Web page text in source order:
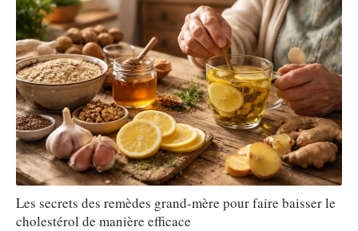
Les secrets des remèdes grand-mère pour faire baisser le
cholestérol de manière efficace